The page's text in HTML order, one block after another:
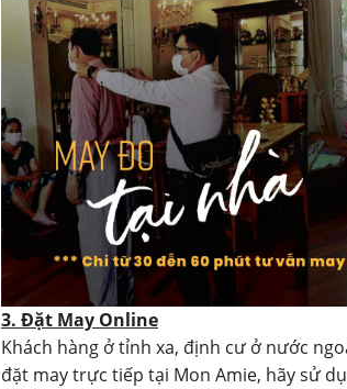
3. Đặt May Online
Khách hàng ở tỉnh xa, định cư ở nước
đặt may trực tiếp tại Mon Amie, hãy sử